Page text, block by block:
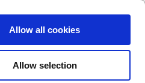
Allow all cookies
Allow selection
Kundvagn (0)